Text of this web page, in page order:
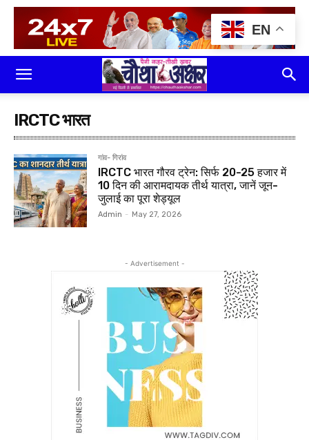
IRCTC भारत
गांव- गिरांव
IRCTC भारत गौरव ट्रेन: सिर्फ ₹20-25 हजार में
10 दिन की आरामदायक तीर्थ यात्रा, जानें जून-
जुलाई का पूरा शेड्यूल
Admin - May 27, 2026
- Advertisement -
EN